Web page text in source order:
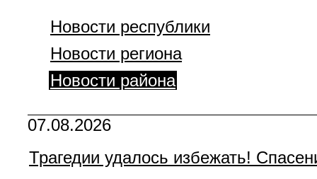
Новости республики
Новости региона
Новости района
07.08.2026
Трагедии удалось избежать!